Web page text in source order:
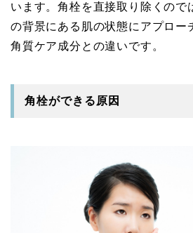
います。角栓を直接取り除くので
の背景にある肌の状態にアプロー
角質ケア成分との違いです。
角栓ができる原因